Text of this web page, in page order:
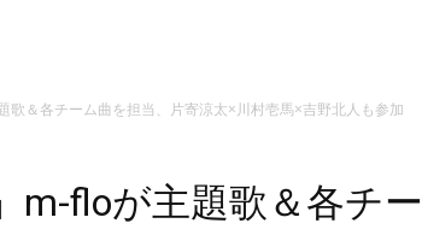
歌＆各チーム曲を担当、片寄涼太×川村壱馬×吉野北人も参加
m-floが主題歌＆各チー